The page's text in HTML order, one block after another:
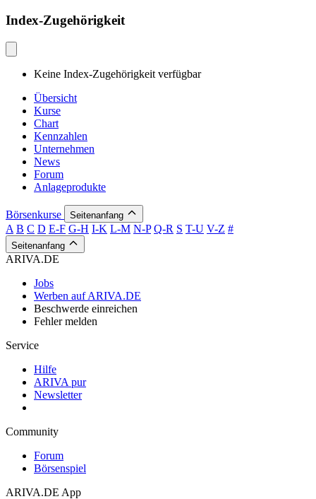
Index-Zugehörigkeit
Keine Index-Zugehörigkeit verfügbar
Übersicht
Kurse
Chart
Kennzahlen
Unternehmen
News
Forum
Anlageprodukte
Börsenkurse Seitenanfang
A B C D E-F G-H I-K L-M N-P Q-R S T-U V-Z #
Seitenanfang
ARIVA.DE
Jobs
Werben auf ARIVA.DE
Beschwerde einreichen
Fehler melden
Service
Hilfe
ARIVA pur
Newsletter
Community
Forum
Börsenspiel
ARIVA.DE App